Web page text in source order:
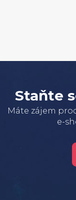
Staňte
Máte zájem
e-